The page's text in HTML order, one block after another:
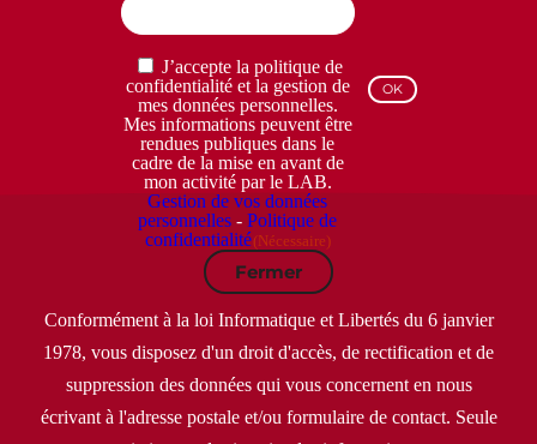
RGPD
(Nécessaire)
J’accepte la politique de
confidentialité et la gestion de
mes données personnelles.
Mes informations peuvent être
rendues publiques dans le
cadre de la mise en avant de
mon activité par le LAB.
Gestion de vos données
personnelles -Politique de
confidentialité(Nécessaire)
Fermer
Conformément à la loi Informatique et Libertés du 6 janvier
1978, vous disposez d'un droit d'accès, de rectification et de
suppression des données qui vous concernent en nous
écrivant à l'adresse postale et/ou formulaire de contact. Seule